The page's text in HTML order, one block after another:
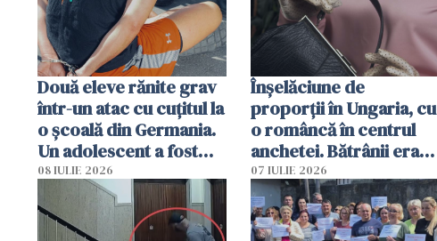
Două eleve rănite grav
într-un atac cu cuțitul la
o școală din Germania.
Un adolescent a fost
arestat
08 IULIE 2026
Înșelăciune de
proporții în Ungaria, cu
o româncă în centrul
anchetei. Bătrânii erau
puși să lase la poartă
genți cu aur și bani
07 IULIE 2026